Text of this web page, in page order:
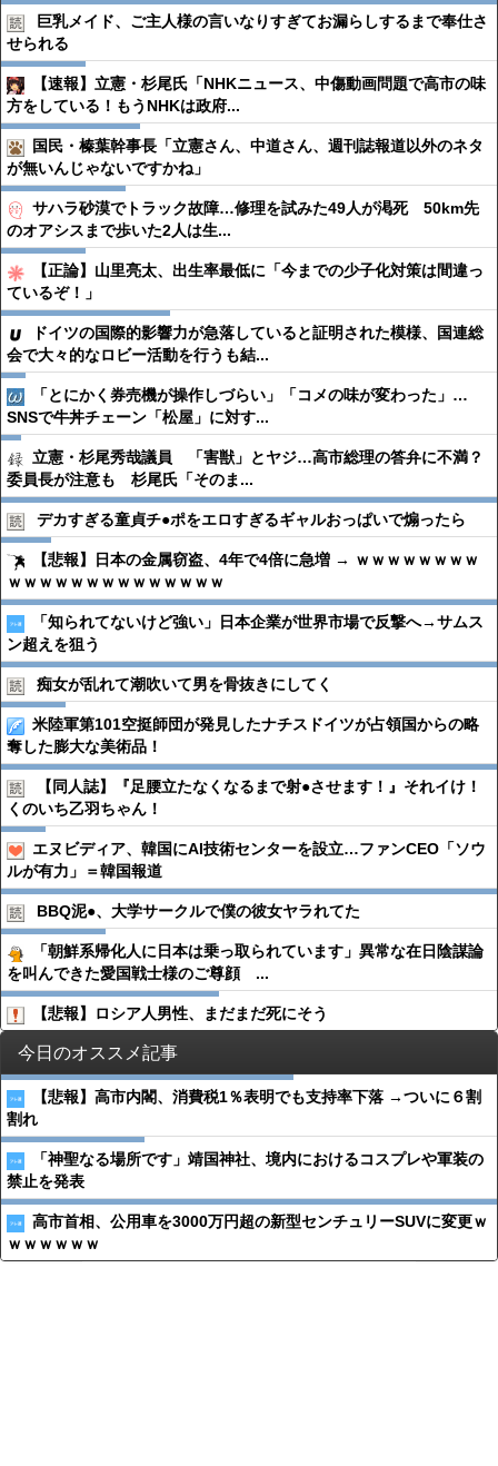
巨乳メイド、ご主人様の言いなりすぎてお漏らしするまで奉仕さ
せられる
【速報】立憲・杉尾氏「NHKニュース、中傷動画問題で高市の味
方をしている！もうNHKは政府...
国民・榛葉幹事長「立憲さん、中道さん、週刊誌報道以外のネタ
が無いんじゃないですかね」
サハラ砂漠でトラック故障…修理を試みた49人が渇死 50km先
のオアシスまで歩いた2人は生...
【正論】山里亮太、出生率最低に「今までの少子化対策は間違っ
ているぞ！」
ドイツの国際的影響力が急落していると証明された模様、国連総
会で大々的なロビー活動を行うも結...
「とにかく券売機が操作しづらい」「コメの味が変わった」…
SNSで牛丼チェーン「松屋」に対す...
立憲・杉尾秀哉議員 「害獣」とヤジ…高市総理の答弁に不満？
委員長が注意も 杉尾氏「そのま...
デカすぎる童貞チ●︎ポをエロすぎるギャルおっぱいで煽ったら
【悲報】日本の金属窃盗、4年で4倍に急増 → ｗｗｗｗｗｗｗｗ
ｗｗｗｗｗｗｗｗｗｗｗｗｗｗ
「知られてないけど強い」日本企業が世界市場で反撃へ→サムス
ン超えを狙う
痴女が乱れて潮吹いて男を骨抜きにしてく
米陸軍第101空挺師団が発見したナチスドイツが占領国からの略
奪した膨大な美術品！
【同人誌】『足腰立たなくなるまで射●︎させます！』それイけ！
くのいち乙羽ちゃん！
エヌビディア、韓国にAI技術センターを設立…ファンCEO「ソウ
ルが有力」＝韓国報道
BBQ泥●︎、大学サークルで僕の彼女ヤラれてた
「朝鮮系帰化人に日本は乗っ取られています」異常な在日陰謀論
を叫んできた愛国戦士様のご尊顔 ...
【悲報】ロシア人男性、まだまだ死にそう
今日のオススメ記事
【悲報】高市内閣、消費税1％表明でも支持率下落 →ついに６割
割れ
「神聖なる場所です」靖国神社、境内におけるコスプレや軍装の
禁止を発表
高市首相、公用車を3000万円超の新型センチュリーSUVに変更ｗ
ｗｗｗｗｗｗ